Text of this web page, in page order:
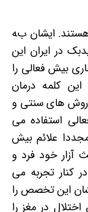
ایشان به
در ایران این
بیش فعالی را
این کلمه درمان
روش های سنتی و
استفاده می
مجددا علائم بیش
آزار خود فرد و
کنار تجربه می
این تخصص را
در مغز را